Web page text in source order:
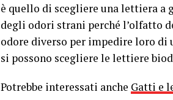
è quello di scegliere una lettiera a
degli odori strani perché l’olfatto
odore diverso per impedire loro di
si possono scegliere le lettiere
Potrebbe interessati anche Gatti e